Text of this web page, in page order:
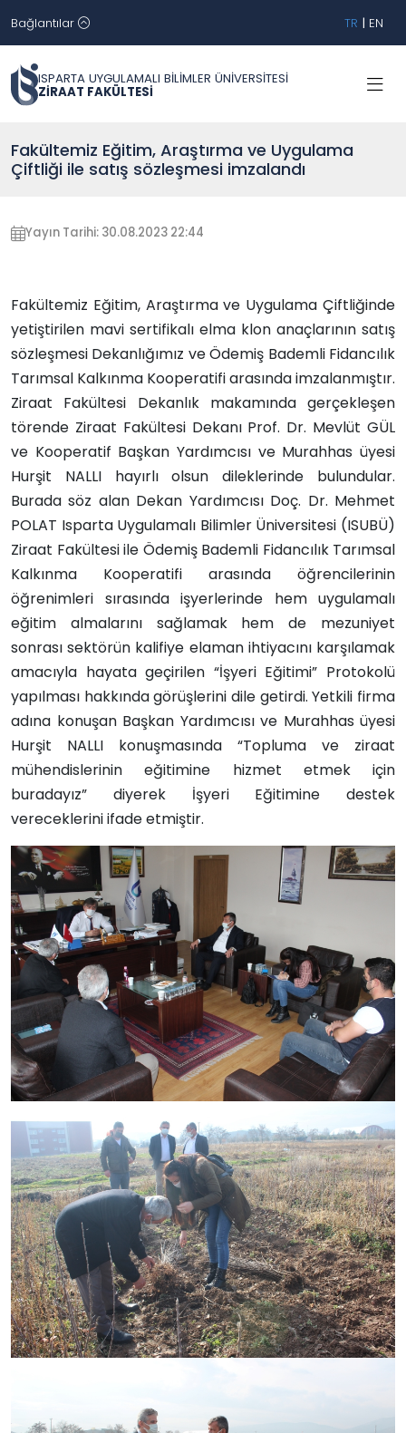
Bağlantılar TR | EN
ISPARTA UYGULAMALI BİLİMLER ÜNİVERSİTESİ
ZİRAAT FAKÜLTESİ
Fakültemiz Eğitim, Araştırma ve Uygulama
Çiftliği ile satış sözleşmesi imzalandı
Yayın Tarihi: 30.08.2023 22:44
Fakültemiz Eğitim, Araştırma ve Uygulama Çiftliğinde
yetiştirilen mavi sertifikalı elma klon anaçlarının satış
sözleşmesi Dekanlığımız ve Ödemiş Bademli Fidancılık
Tarımsal Kalkınma Kooperatifi arasında imzalanmıştır.
Ziraat Fakültesi Dekanlık makamında gerçekleşen
törende Ziraat Fakültesi Dekanı Prof. Dr. Mevlüt GÜL
ve Kooperatif Başkan Yardımcısı ve Murahhas üyesi
Hurşit NALLI hayırlı olsun dileklerinde bulundular.
Burada söz alan Dekan Yardımcısı Doç. Dr. Mehmet
POLAT Isparta Uygulamalı Bilimler Üniversitesi (ISUBÜ)
Ziraat Fakültesi ile Ödemiş Bademli Fidancılık Tarımsal
Kalkınma Kooperatifi arasında öğrencilerinin
öğrenimleri sırasında işyerlerinde hem uygulamalı
eğitim almalarını sağlamak hem de mezuniyet
sonrası sektörün kalifiye elaman ihtiyacını karşılamak
amacıyla hayata geçirilen “İşyeri Eğitimi” Protokolü
yapılması hakkında görüşlerini dile getirdi. Yetkili firma
adına konuşan Başkan Yardımcısı ve Murahhas üyesi
Hurşit NALLI konuşmasında “Topluma ve ziraat
mühendislerinin eğitimine hizmet etmek için
buradayız” diyerek İşyeri Eğitimine destek
vereceklerini ifade etmiştir.